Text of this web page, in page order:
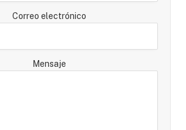
Correo electrónico
Mensaje